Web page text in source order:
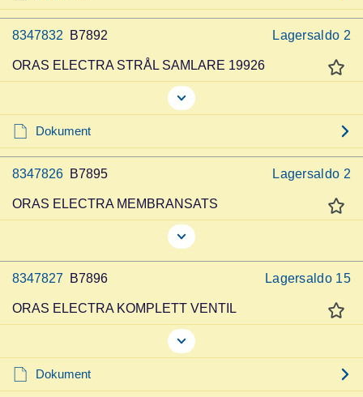
8347832 B7892 Lagersaldo 2
ORAS ELECTRA STRÅL SAMLARE 19926
Dokument
8347826 B7895 Lagersaldo 2
ORAS ELECTRA MEMBRANSATS
8347827 B7896 Lagersaldo 15
ORAS ELECTRA KOMPLETT VENTIL
Dokument